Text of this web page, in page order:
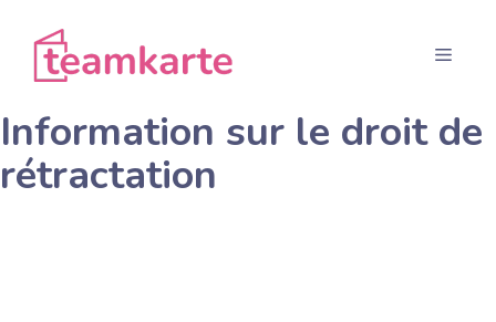
contenu
Menu
Information sur le droit de
rétractation